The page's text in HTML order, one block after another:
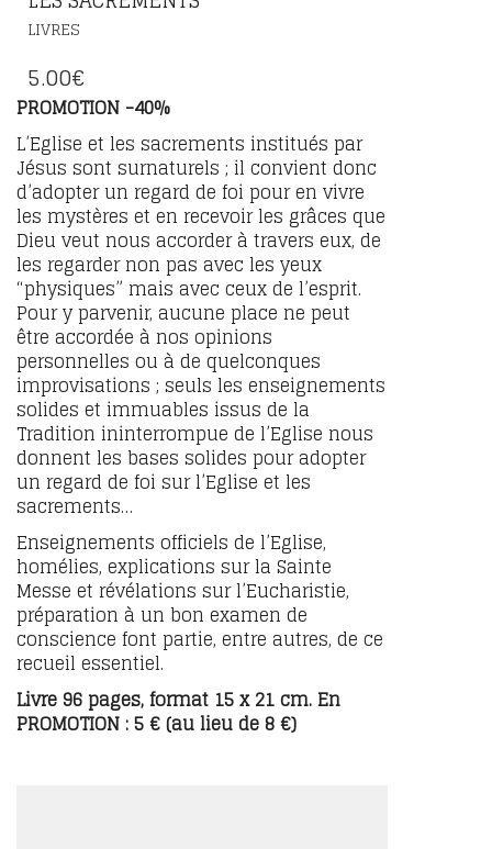
LIVRES
5.00€
PROMOTION -40%
L’Eglise et les sacrements institués par
Jésus sont surnaturels ; il convient donc
d’adopter un regard de foi pour en vivre
les mystères et en recevoir les grâces que
Dieu veut nous accorder à travers eux, de
les regarder non pas avec les yeux
“physiques” mais avec ceux de l’esprit.
Pour y parvenir, aucune place ne peut
être accordée à nos opinions
personnelles ou à de quelconques
improvisations ; seuls les enseignements
solides et immuables issus de la
Tradition ininterrompue de l’Eglise nous
donnent les bases solides pour adopter
un regard de foi sur l’Eglise et les
sacrements…
Enseignements officiels de l’Eglise,
homélies, explications sur la Sainte
Messe et révélations sur l’Eucharistie,
préparation à un bon examen de
conscience font partie, entre autres, de ce
recueil essentiel.
Livre 96 pages, format 15 x 21 cm. En
PROMOTION : 5 € (au lieu de 8 €)